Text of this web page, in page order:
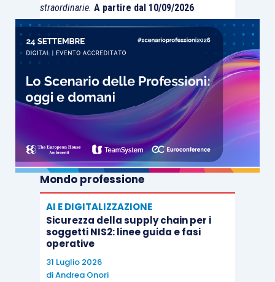
straordinarie. A partire dal 10/09/2026
Mondo professione
AI E DIGITALIZZAZIONE
Sicurezza della supply chain per i
soggetti NIS2: linee guida e fasi
operative
31 Luglio 2026
diAndrea Onori